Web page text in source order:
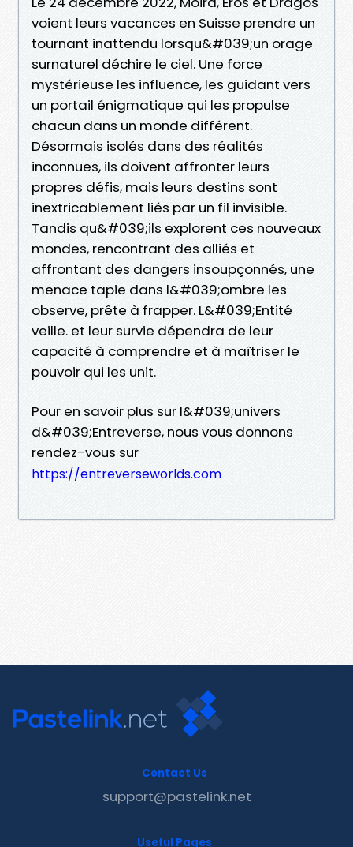
voient leurs vacances en Suisse prendre un
tournant inattendu lorsqu&#039;un orage
surnaturel déchire le ciel. Une force
mystérieuse les influence, les guidant vers
un portail énigmatique qui les propulse
chacun dans un monde différent.
Désormais isolés dans des réalités
inconnues, ils doivent affronter leurs
propres défis, mais leurs destins sont
inextricablement liés par un fil invisible.
Tandis qu&#039;ils explorent ces nouveaux
mondes, rencontrant des alliés et
affrontant des dangers insoupçonnés, une
menace tapie dans l&#039;ombre les
observe, prête à frapper. L&#039;Entité
veille. et leur survie dépendra de leur
capacité à comprendre et à maîtriser le
pouvoir qui les unit.
Pour en savoir plus sur l&#039;univers
d&#039;Entreverse, nous vous donnons
rendez-vous sur
https://entreverseworlds.com
Contact Us
support@pastelink.net
Useful Pages